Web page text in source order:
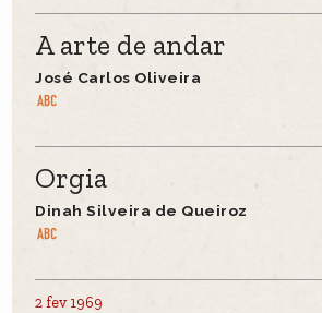
A arte de andar
José Carlos Oliveira
Orgia
Dinah Silveira de Queiroz
2 fev 1969